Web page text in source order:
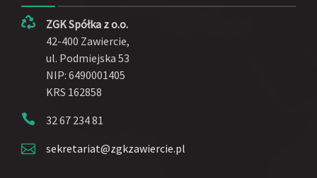
ZGK Spółka z o.o.
42-400 Zawiercie,
ul. Podmiejska 53
NIP: 6490001405
KRS 162858
32 67 234 81
sekretariat@zgkzawiercie.pl